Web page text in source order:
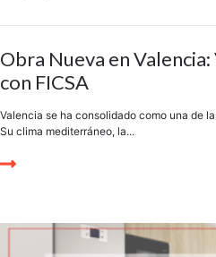
Obra Nueva en
con FICSA
Valencia se ha consolidado como una de
Su clima mediterráneo, la...